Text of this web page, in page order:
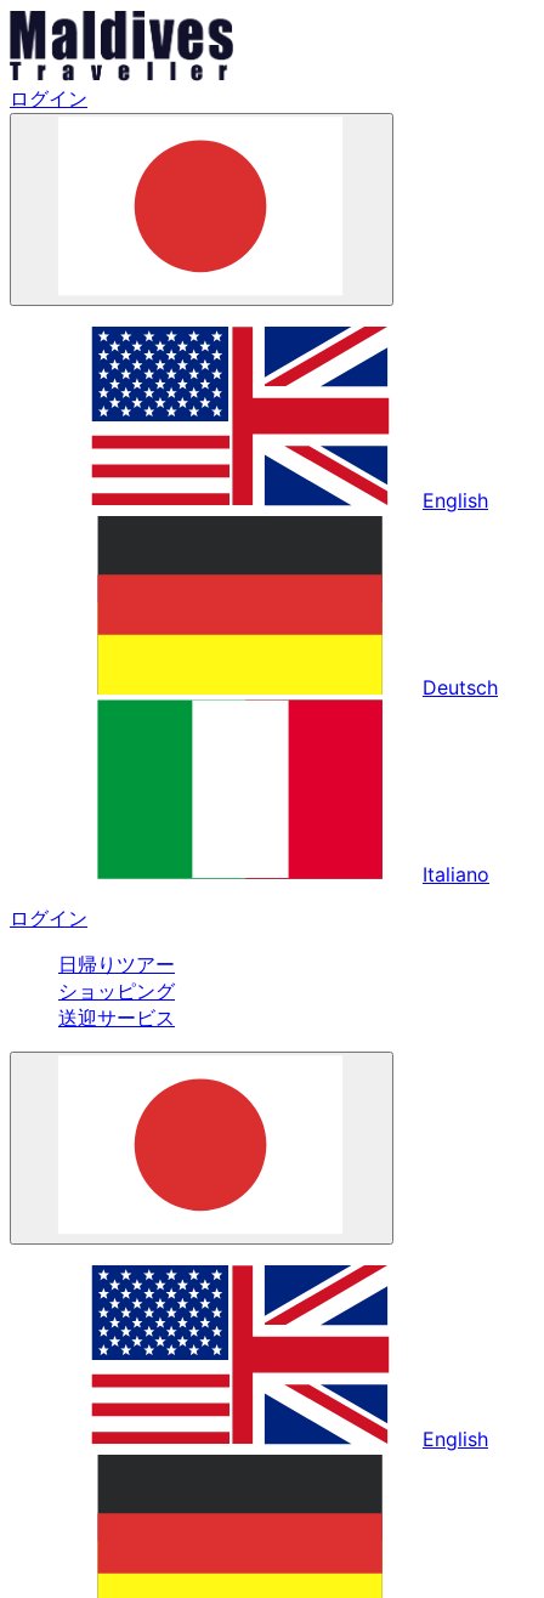
ログイン
English
Deutsch
Italiano
ログイン
日帰りツアー
ショッピング
送迎サービス
English